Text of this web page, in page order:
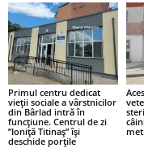
Primul centru dedicat
vieții sociale a vârstnicilor
din Bârlad intră în
funcțiune. Centrul de zi
”Ioniță Titinaș” își
deschide porțile